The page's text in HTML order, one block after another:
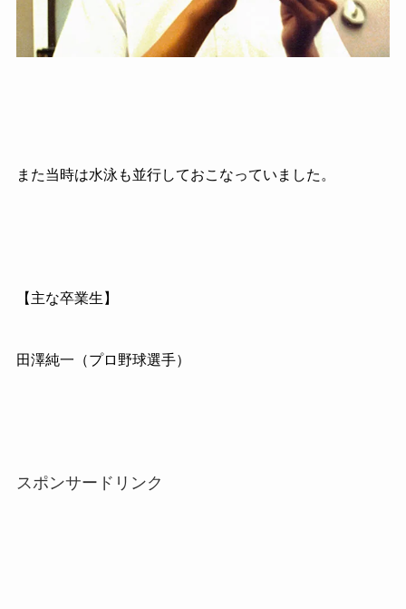
また当時は水泳も並行しておこなっていました。
【主な卒業生】
田澤純一（プロ野球選手）
スポンサードリンク